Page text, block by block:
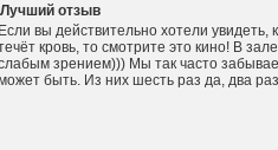
Лучший отзыв
Если вы действительно хотели увидеть,
кровь, то смотрите это кино! В
зрением))) Мы так часто
быть. Из них шесть раз да, два